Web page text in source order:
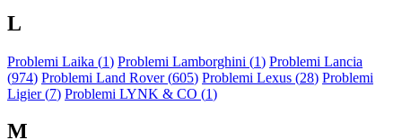
L
Problemi Laika (1) Problemi Lamborghini (1) Problemi Lancia
(974) Problemi Land Rover (605) Problemi Lexus (28) Problemi
Ligier (7) Problemi LYNK & CO (1)
M